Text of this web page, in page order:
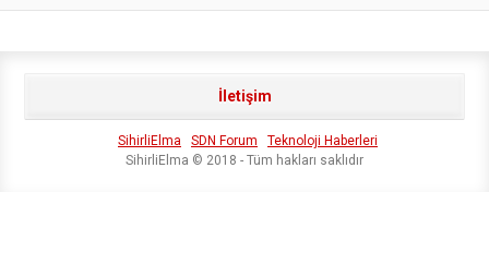
İletişim
SihirliElma SDN Forum
Teknoloji Haberleri
SihirliElma © 2018 - Tüm hakları saklıdır